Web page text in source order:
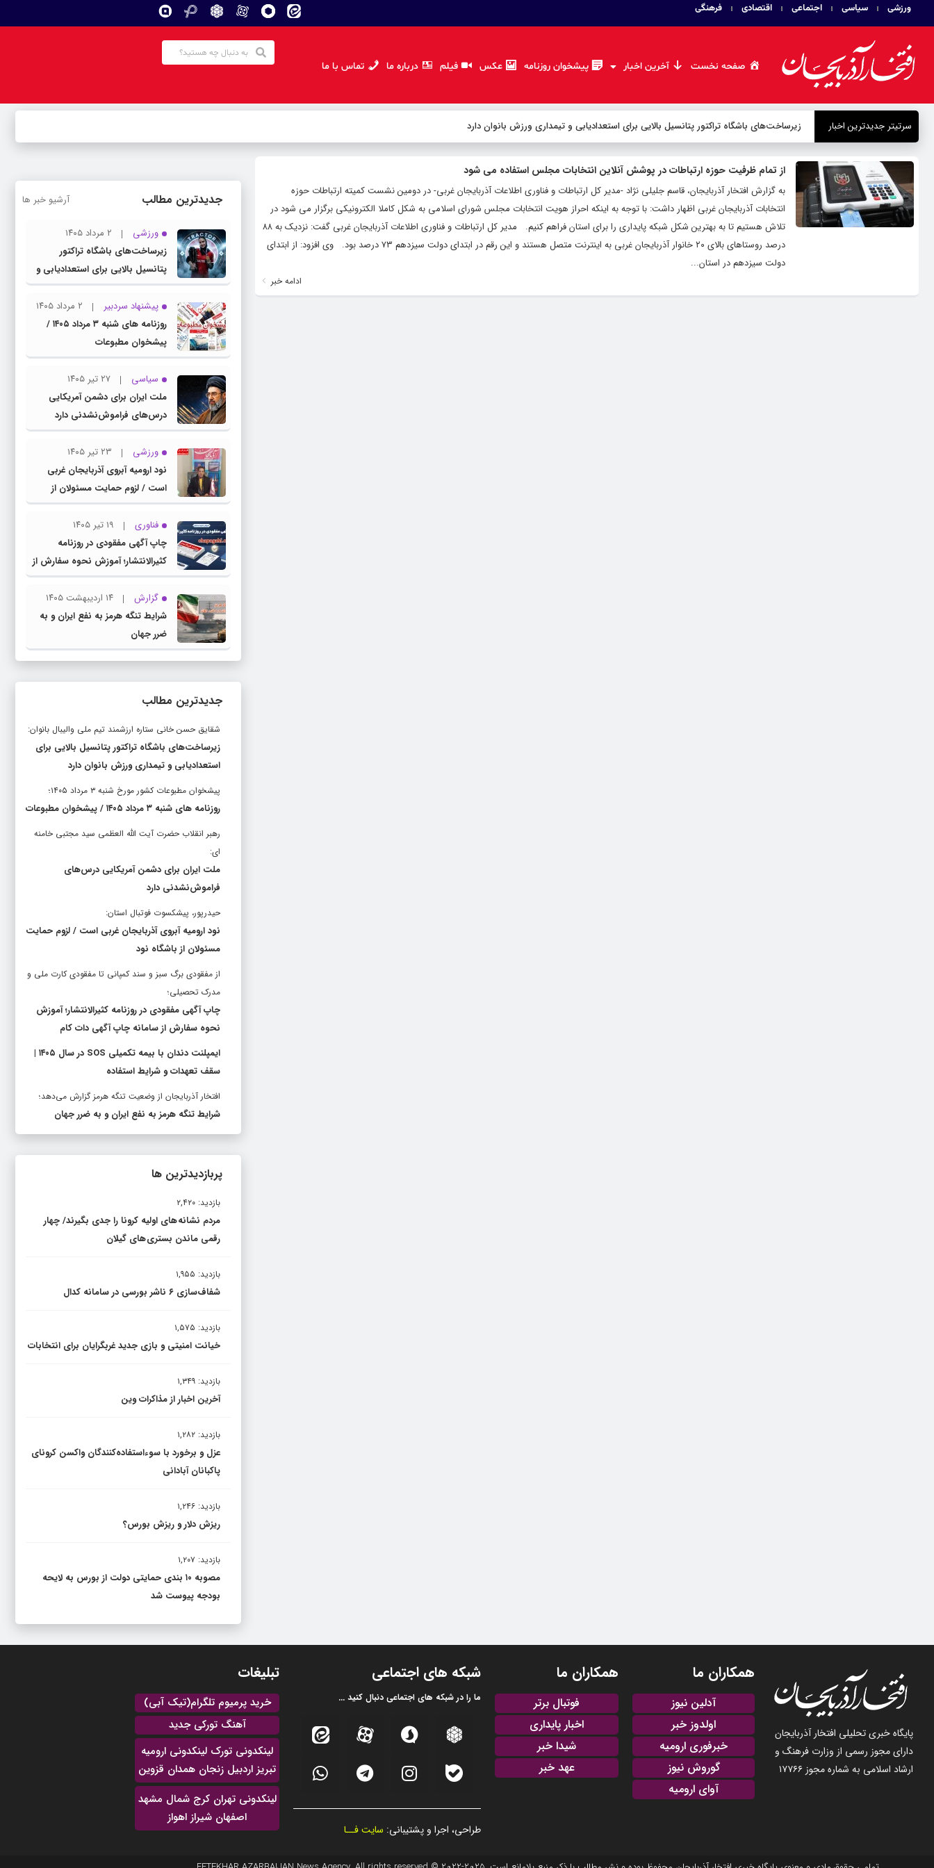
ورزشی سیاسی اجتماعی اقتصادی فرهنگی
صفحه نخست آخرین اخبار پیشخوان روزنامه عکس فیلم درباره ما تماس با ما
سرتیتر جدیدترین اخبار زیرساخت‌های باشگاه تراکتور پتانسیل بالایی برای استعدادیابی و تیمداری ورزش بانوان دارد
از تمام ظرفیت حوزه ارتباطات در پوشش آنلاین انتخابات مجلس استفاده می شود
به گزارش افتخار آذربایجان، قاسم جلیلی نژاد -مدیر کل ارتباطات و فناوری اطلاعات آذربایجان غربی- در دومین نشست کمیته ارتباطات حوزه
انتخابات آذربایجان غربی اظهار داشت: با توجه به اینکه احراز هویت انتخابات مجلس شورای اسلامی به شکل کاملا الکترونیکی برگزار می شود در
تلاش هستیم تا به بهترین شکل شبکه پایداری را برای استان فراهم کنیم. مدیر کل ارتباطات و فناوری اطلاعات آذربایجان غربی گفت: نزدیک به ۸۸
درصد روستاهای بالای ۲۰ خانوار آذربایجان غربی به اینترنت متصل هستند و این رقم در ابتدای دولت سیزدهم ۷۳ درصد بود. وی افزود: از ابتدای
دولت سیزدهم در استان...
ادامه خبر
جدیدترین مطالب آرشیو خبر ها
ورزشی
۲ مرداد ۱۴۰۵
زیرساخت‌های باشگاه تراکتور
پتانسیل بالایی برای استعدادیابی و
تیمداری ورزش بانوان دارد
پیشنهاد سردبیر
۲ مرداد ۱۴۰۵
روزنامه های شنبه ۳ مرداد ۱۴۰۵ /
پیشخوان مطبوعات
سیاسی
۲۷ تیر ۱۴۰۵
ملت ایران برای دشمن آمریکایی
درس‌های فراموش‌نشدنی دارد
ورزشی
۲۳ تیر ۱۴۰۵
نود ارومیه آبروی آذربایجان غربی
است / لزوم حمایت مسئولان از
باشگاه نود
فناوری
۱۹ تیر ۱۴۰۵
چاپ آگهی مفقودی در روزنامه
کثیرالانتشار؛ آموزش نحوه سفارش از
سامانه چاپ آگهی دات کام
گزارش
۱۴ اردیبهشت ۱۴۰۵
شرایط تنگه هرمز به نفع ایران و به
ضرر جهان
جدیدترین مطالب
شقایق حسن خانی ستاره ارزشمند تیم ملی والیبال بانوان:
زیرساخت‌های باشگاه تراکتور پتانسیل بالایی برای
استعدادیابی و تیمداری ورزش بانوان دارد
پیشخوان مطبوعات کشور مورخ شنبه ۳ مرداد ۱۴۰۵؛
روزنامه های شنبه ۳ مرداد ۱۴۰۵ / پیشخوان مطبوعات
رهبر انقلاب حضرت آیت الله العظمی سید مجتبی خامنه
ای:
ملت ایران برای دشمن آمریکایی درس‌های
فراموش‌نشدنی دارد
حیدرپور، پیشکسوت فوتبال استان:
نود ارومیه آبروی آذربایجان غربی است / لزوم حمایت
مسئولان از باشگاه نود
از مفقودی برگ سبز و سند کمپانی تا مفقودی کارت ملی و
مدرک تحصیلی؛
چاپ آگهی مفقودی در روزنامه کثیرالانتشار؛ آموزش
نحوه سفارش از سامانه چاپ آگهی دات کام
ایمپلنت دندان با بیمه تکمیلی SOS در سال ۱۴۰۵ |
سقف تعهدات و شرایط استفاده
افتخار آذربایجان از وضعیت تنگه هرمز گزارش می‌دهد؛
شرایط تنگه هرمز به نفع ایران و به ضرر جهان
پربازدیدترین ها
بازدید: ۲,۴۲۰
مردم نشانه های اولیه کرونا را جدی بگیرند/ چهار
رقمی ماندن بستری های گیلان
بازدید: ۱,۹۵۵
شفاف‌سازی ۶ ناشر بورسی در سامانه کدال
بازدید: ۱,۵۷۵
خیانت امنیتی و بازی جدید غربگرایان برای انتخابات
بازدید: ۱,۳۴۹
آخرین اخبار از مذاکرات وین
بازدید: ۱,۲۸۲
عزل و برخورد با سوءاستفاده‌کنندگان واکسن کرونای
پاکبانان آبادانی
بازدید: ۱,۲۴۶
ریزش دلار و ریزش بورس؟
بازدید: ۱,۲۰۷
مصوبه ۱۰ بندی حمایتی دولت از بورس به لایحه
بودجه پیوست شد
پایگاه خبری تحلیلی افتخار آذربایجان
دارای مجوز رسمی از وزارت فرهنگ و
ارشاد اسلامی به شماره مجوز ۱۷۷۶۶
همکاران ما
آدلین نیوز
اولدوز خبر
خبرفوری ارومیه
گوروش نیوز
آوای ارومیه
همکاران ما
فوتبال برتر
اخبار پایداری
شیدا خبر
عهد خبر
شبکه های اجتماعی
ما را در شبکه های اجتماعی دنبال کنید ...
طراحی، اجرا و پشتیبانی: سایت فــا
تبلیغات
خرید پرمیوم تلگرام(تیک آبی)
آهنگ تورکی جدید
لینکدونی تورک لینکدونی ارومیه
تبریز اردبیل زنجان همدان قزوین
لینکدونی تهران کرج شمال مشهد
اصفهان شیراز اهواز